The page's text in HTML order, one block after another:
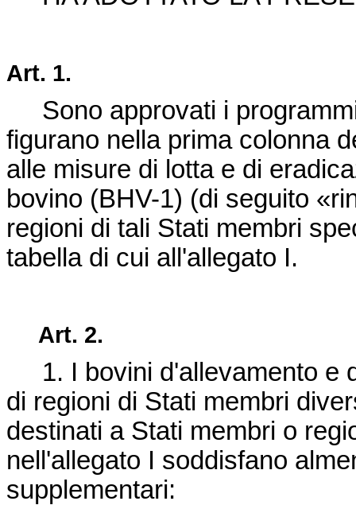
Art. 1.
Sono approvati i
figurano nella prima colonna
alle misure di lotta e di
bovino (BHV-1) (di seguito
regioni di tali Stati membri
tabella di cui all'allegato I.
Art. 2.
1. I bovini d'allevamento e
di regioni di Stati membri
destinati a Stati membri o
nell'allegato I soddisfano
supplementari: